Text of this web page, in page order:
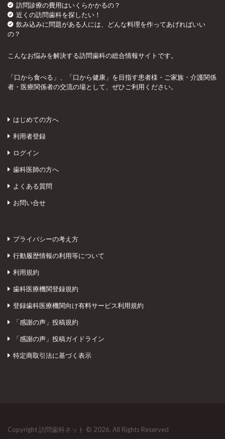
訪問診療の費用はいくらかかるの？
近くの訪問歯科を探したい！
飲み込みに問題がある人には、どんな料理を作ってあげればいい
の？
こんなお悩みを解決する訪問歯科の総合情報サイトです。
「口から食べる」、「口から健康」を目指す患者様・ご家族・介護関係
者・医療関係者の交流の場として、ぜひご利用ください。
はじめての方へ
利用者登録
ログイン
歯科医師の方へ
よくある質問
お問い合せ
プライバシーの考え方
行動履歴情報の利用等について
利用規約
歯科医療機関登録規約
登録歯科医療機関向け有料サービス利用規約
「感謝の声」投稿規約
「感謝の声」投稿ガイドライン
特定商取引法に基づく表示
Copyright 訪問歯科ネット © 2026. All Rights Reserved